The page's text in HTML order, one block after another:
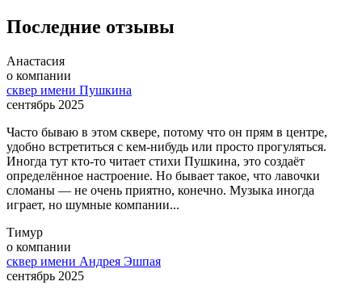
Последние отзывы
Анастасия
о компании
сквер имени Пушкина
сентябрь 2025
Часто бываю в этом сквере, потому что он прям в центре,
удобно встретиться с кем-нибудь или просто прогуляться.
Иногда тут кто-то читает стихи Пушкина, это создаёт
определённое настроение. Но бывает такое, что лавочки
сломаны — не очень приятно, конечно. Музыка иногда
играет, но шумные компании...
Тимур
о компании
сквер имени Андрея Эшпая
сентябрь 2025